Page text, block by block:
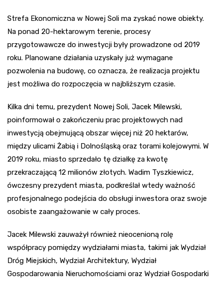
Strefa Ekonomiczna w Nowej Soli ma zyskać nowe obiekty.
Na ponad 20-hektarowym terenie, procesy
przygotowawcze do inwestycji były prowadzone od 2019
roku. Planowane działania uzyskały już wymagane
pozwolenia na budowę, co oznacza, że realizacja projektu
jest możliwa do rozpoczęcia w najbliższym czasie.
Kilka dni temu, prezydent Nowej Soli, Jacek Milewski,
poinformował o zakończeniu prac projektowych nad
inwestycją obejmującą obszar więcej niż 20 hektarów,
między ulicami Żabią i Dolnośląską oraz torami kolejowymi. W
2019 roku, miasto sprzedało tę działkę za kwotę
przekraczającą 12 milionów złotych. Wadim Tyszkiewicz,
ówczesny prezydent miasta, podkreślał wtedy ważność
profesjonalnego podejścia do obsługi inwestora oraz swoje
osobiste zaangażowanie w cały proces.
Jacek Milewski zauważył również nieocenioną rolę
współpracy pomiędzy wydziałami miasta, takimi jak Wydział
Dróg Miejskich, Wydział Architektury, Wydział
Gospodarowania Nieruchomościami oraz Wydział Gospodarki